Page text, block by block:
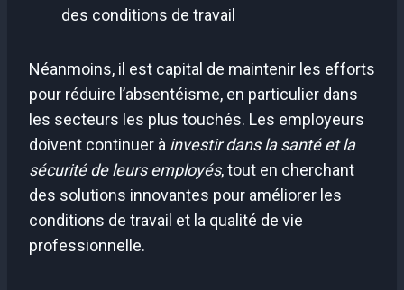
des conditions de travail
Néanmoins, il est capital de maintenir les efforts
pour réduire l’absentéisme, en particulier dans
les secteurs les plus touchés. Les employeurs
doivent continuer à investir dans la santé et la
sécurité de leurs employés, tout en cherchant
des solutions innovantes pour améliorer les
conditions de travail et la qualité de vie
professionnelle.